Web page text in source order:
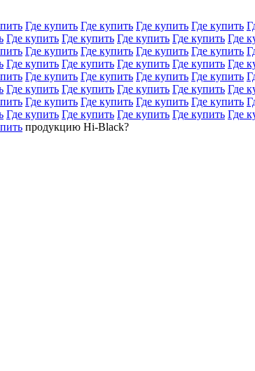
Где купить Где купить Где купить Где купить
Где купить Где купить Где купить Где купить Где
Где купить Где купить Где купить Где купить
Где купить Где купить Где купить Где купить Где
Где купить Где купить Где купить Где купить
Где купить Где купить Где купить Где купить Где
Где купить Где купить Где купить Где купить
Где купить Где купить Где купить Где купить Где
продукцию Hi-Black?